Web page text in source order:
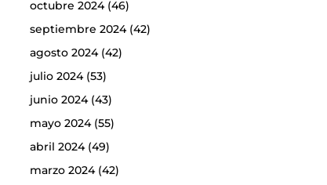
octubre 2024(46)
septiembre 2024(42)
agosto 2024(42)
julio 2024(53)
junio 2024(43)
mayo 2024(55)
abril 2024(49)
marzo 2024(42)